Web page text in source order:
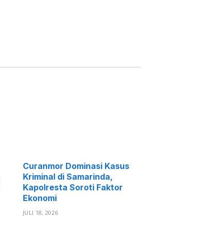
Curanmor Dominasi Kasus
Kriminal di Samarinda,
Kapolresta Soroti Faktor
Ekonomi
JULI 18, 2026